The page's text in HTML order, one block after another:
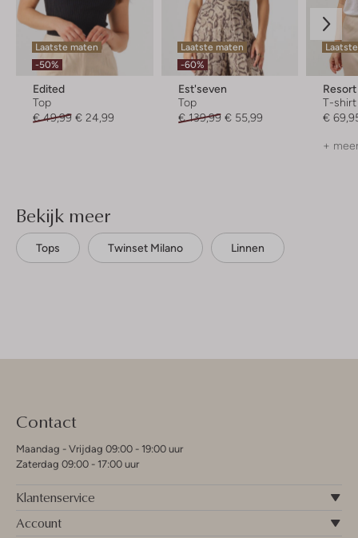
Laatste maten
-50%
Edited
Top
€ 49,99 € 24,99
Laatste maten
-60%
Est'seven
Top
€ 139,99 € 55,99
T-shirt
€
+
Bekijk meer
Tops Twinset Milano Linnen
Contact
Maandag - Vrijdag 09:00 - 19:00 uur
Zaterdag 09:00 - 17:00 uur
Klantenservice
Account